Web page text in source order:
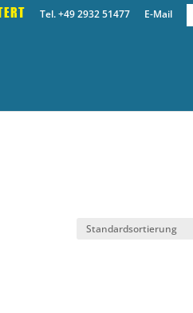
Tel. +49 2932 51477 E-Mail